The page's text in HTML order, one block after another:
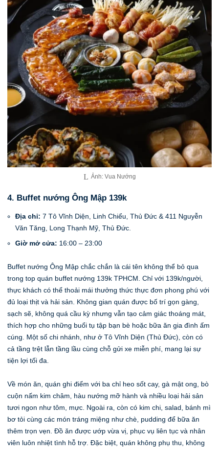
Ảnh: Vua Nướng
4. Buffet nướng Ông Mập 139k
Địa chỉ: 7 Tô Vĩnh Diện, Linh Chiểu, Thủ Đức & 411 Nguyễn
Văn Tăng, Long Thạnh Mỹ, Thủ Đức.
Giờ mở cửa: 16:00 – 23:00
Buffet nướng Ông Mập chắc chắn là cái tên không thể bỏ qua
trong top quán buffet nướng 139k TPHCM. Chỉ với 139k/người,
thực khách có thể thoải mái thưởng thức thực đơn phong phú với
đủ loại thịt và hải sản. Không gian quán được bố trí gọn gàng,
sạch sẽ, không quá cầu kỳ nhưng vẫn tạo cảm giác thoáng mát,
thích hợp cho những buổi tụ tập bạn bè hoặc bữa ăn gia đình ấm
cúng. Một số chi nhánh, như ở Tô Vĩnh Diện (Thủ Đức), còn có
cả tầng trệt lẫn tầng lầu cùng chỗ gửi xe miễn phí, mang lại sự
tiện lợi tối đa.
Về món ăn, quán ghi điểm với ba chỉ heo sốt cay, gà mật ong, bò
cuộn nấm kim châm, hàu nướng mỡ hành và nhiều loại hải sản
tươi ngon như tôm, mực. Ngoài ra, còn có kim chi, salad, bánh mì
bơ tỏi cùng các món tráng miệng như chè, pudding để bữa ăn
thêm trọn vẹn. Đồ ăn được ướp vừa vị, phục vụ liên tục và nhân
viên luôn nhiệt tình hỗ trợ. Đặc biệt, quán không phụ thu, không